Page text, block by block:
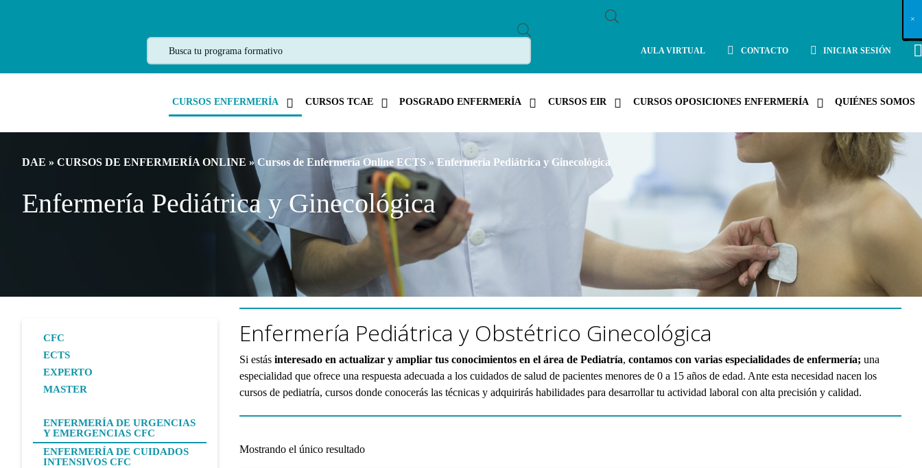
R
D
U
S
C
AULA VIRTUAL CONTACTO INICIAR SESIÓN
CURSOS ENFERMERÍA CURSOS TCAE POSGRADO ENFERMERÍA CURSOS EIR CURSOS OPOSICIONES ENFERMERÍA QUIÉNES SOMOS
DAE » CURSOS DE ENFERMERÍA ONLINE »Cursos de Enfermería Online ECTS » Enfermería Pediátrica y Ginecológica
Enfermería Pediátrica y Ginecológica
CFC
ECTS
EXPERTO
MASTER
ENFERMERÍA DE URGENCIAS
Y EMERGENCIAS CFC
ENFERMERÍA DE CUIDADOS
INTENSIVOS CFC
Enfermería Pediátrica y Obstétrico Ginecológica
Si estásinteresado en actualizar y ampliar tus conocimientos en el área de Pediatría,contamos con varias especialidades de enfermería;una
especialidad que ofrece una respuesta adecuada a los cuidados de salud de pacientes menores de 0 a 15 años de edad. Ante esta necesidad nacen los
cursos de pediatría, cursos donde conocerás las técnicas y adquirirás habilidades para desarrollar tu actividad laboral con alta precisión y calidad.
Mostrando el único resultado
X
×
×
×
×
×
×
×
×
×
×
×
×
×
×
×
×
×
×
×
×
×
×
×
×
×
×
×
×
×
×
×
×
×
×
×
×
×
×
×
×
×
×
×
×
×
×
×
×
×
×
×
×
×
×
×
×
×
×
×
×
×
×
×
×
×
×
×
×
×
×
×
×
×
×
×
×
×
×
×
×
×
×
×
×
×
×
×
×
×
×
×
×
×
×
×
×
×
×
×
×
×
×
×
×
×
×
×
×
×
×
×
×
×
×
×
×
×
×
×
×
×
×
×
×
×
×
×
×
×
×
×
×
×
×
×
×
×
×
×
×
×
×
×
×
×
×
×
×
×
×
×
×
×
×
×
×
×
×
×
×
×
×
×
×
×
×
×
×
×
×
×
×
×
×
×
×
×
×
×
×
×
×
×
×
×
×
×
×
×
×
×
×
×
×
×
×
×
×
×
×
×
×
×
×
×
×
×
×
×
×
×
×
×
×
×
×